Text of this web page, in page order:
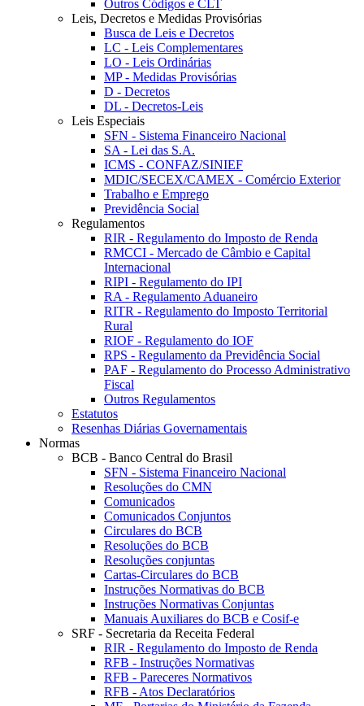
Outros Códigos e CLT
Leis, Decretos e Medidas Provisórias
Busca de Leis e Decretos
LC - Leis Complementares
LO - Leis Ordinárias
MP - Medidas Provisórias
D - Decretos
DL - Decretos-Leis
Leis Especiais
SFN - Sistema Financeiro Nacional
SA - Lei das S.A.
ICMS - CONFAZ/SINIEF
MDIC/SECEX/CAMEX - Comércio Exterior
Trabalho e Emprego
Previdência Social
Regulamentos
RIR - Regulamento do Imposto de Renda
RMCCI - Mercado de Câmbio e Capital
Internacional
RIPI - Regulamento do IPI
RA - Regulamento Aduaneiro
RITR - Regulamento do Imposto Territorial
Rural
RIOF - Regulamento do IOF
RPS - Regulamento da Previdência Social
PAF - Regulamento do Processo Administrativo
Fiscal
Outros Regulamentos
Estatutos
Resenhas Diárias Governamentais
Normas
BCB - Banco Central do Brasil
SFN - Sistema Financeiro Nacional
Resoluções do CMN
Comunicados
Comunicados Conjuntos
Circulares do BCB
Resoluções do BCB
Resoluções conjuntas
Cartas-Circulares do BCB
Instruções Normativas do BCB
Instruções Normativas Conjuntas
Manuais Auxiliares do BCB e Cosif-e
SRF - Secretaria da Receita Federal
RIR - Regulamento do Imposto de Renda
RFB - Instruções Normativas
RFB - Pareceres Normativos
RFB - Atos Declaratórios